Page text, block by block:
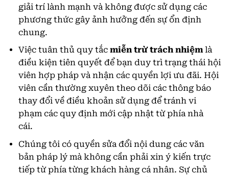
giải trí lành mạnh và không được sử dụng các
phương thức gây ảnh hưởng đến sự ổn định
chung.
Việc tuân thủ quy tắc miễn trừ trách nhiệmlà
điều kiện tiên quyết để bạn duy trì trạng thái hội
viên hợp pháp và nhận các quyền lợi ưu đãi. Hội
viên cần thường xuyên theo dõi các thông báo
thay đổi về điều khoản sử dụng để tránh vi
phạm các quy định mới cập nhật từ phía nhà
cái.
Chúng tôi có quyền sửa đổi nội dung các văn
bản pháp lý mà không cần phải xin ý kiến trực
tiếp từ phía từng khách hàng cá nhân. Sự chủ